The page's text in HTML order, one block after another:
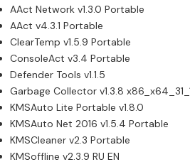
AAct Network v1.3.0 Portable
AAct v4.3.1 Portable
ClearTemp v1.5.9 Portable
ConsoleAct v3.4 Portable
Defender Tools v1.1.5
Garbage Collector v1.3.8
KMSAuto Lite Portable v1.8.0
KMSAuto Net 2016 v1.5.4 Portable
KMSCleaner v2.3 Portable
KMSoffline v2.3.9 RU EN